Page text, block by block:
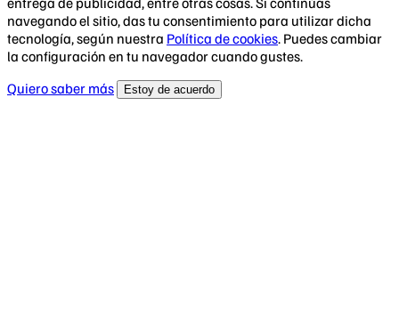
navegando el sitio, das tu consentimiento para utilizar dicha
tecnología, según nuestra Política de cookies. Puedes cambiar
la configuración en tu navegador cuando gustes.
Quiero saber más
Estoy de acuerdo